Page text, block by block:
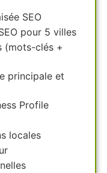
SEO
pour 5 villes
(mots-clés +
principale et
Profile
locales